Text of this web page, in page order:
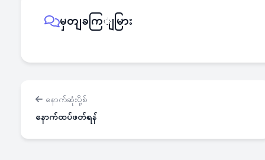
မှတျခကြျမြား
နောက်ဆုံးပို့စ်
နောက်ထပ်ဖတ်ရန်